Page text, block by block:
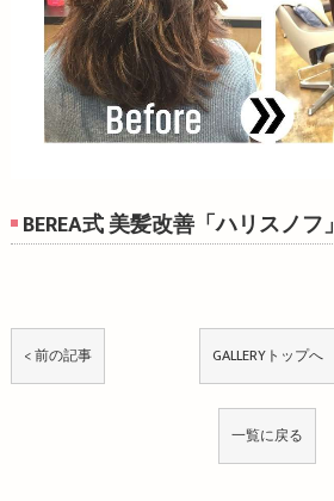
BEREA式 美髪改善「ハリスノフ」
< 前の記事 GALLERYトップへ
一覧に戻る